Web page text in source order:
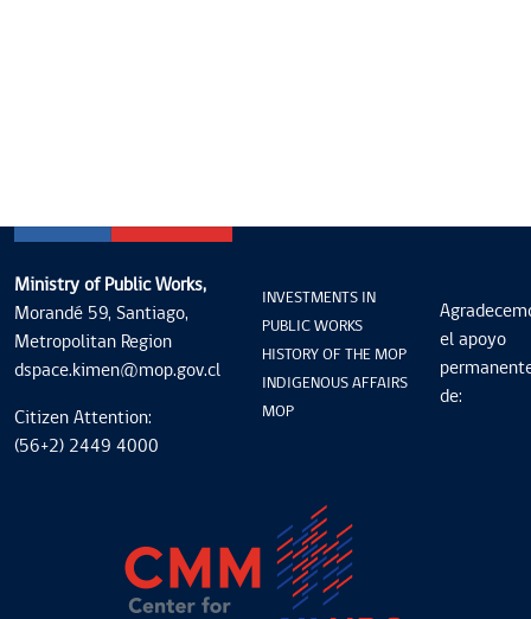
Ministry of Public Works,
Morandé 59, Santiago,
Metropolitan Region
dspace.kimen@mop.gov.cl
Citizen Attention:
(56+2) 2449 4000
INVESTMENTS IN
PUBLIC WORKS
HISTORY OF THE MOP
INDIGENOUS AFFAIRS
MOP
el apoyo
de: